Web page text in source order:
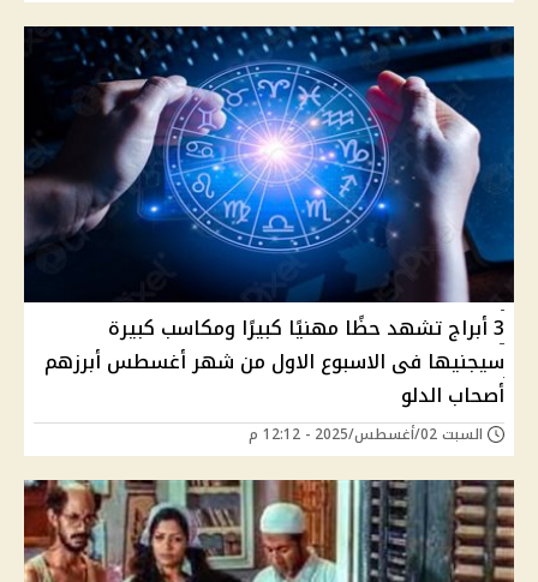
3 أبراج تشهد حظًا مهنيًا كبيرًا ومكاسب كبيرة
سيجنيها فى الاسبوع الاول من شهر أغسطس أبرزهم
أصحاب الدلو
السبت 02/أغسطس/2025 - 12:12 م